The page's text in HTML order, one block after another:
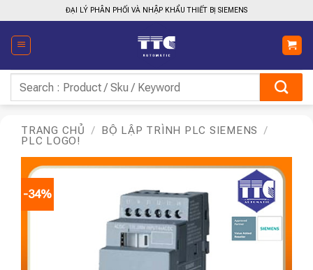
qua
nội
dung
ĐẠI LÝ PHÂN PHỐI VÀ NHẬP KHẨU THIẾT BỊ SIEMENS
kiếm:
TRANG CHỦ / BỘ LẬP TRÌNH PLC SIEMENS
/
PLC LOGO!
-34%